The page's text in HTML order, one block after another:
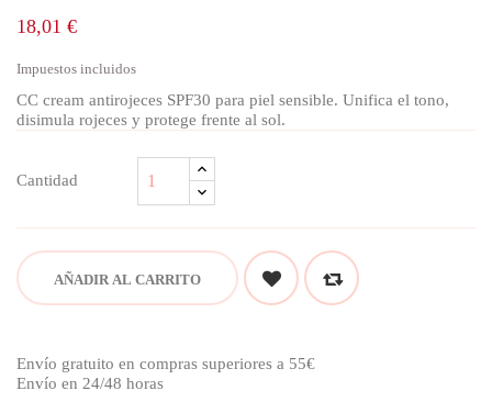
18,01 €
Impuestos incluidos
CC cream antirojeces SPF30 para piel sensible. Unifica el tono,
disimula rojeces y protege frente al sol.
Cantidad
AÑADIR AL CARRITO
Envío gratuito en compras superiores a 55€
Envío en 24/48 horas